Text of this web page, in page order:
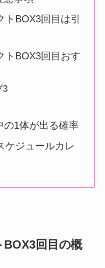
BOX3回目は引
トBOX3回目おす
3
の1体が出る確率
ケジュールカレ
BOX3回目の概